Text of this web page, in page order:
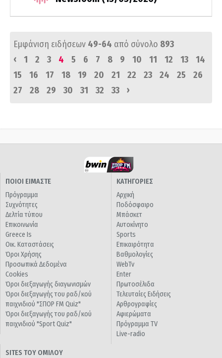
Εμφάνιση ειδήσεων 49-64 από σύνολο 893
‹
1 2 3 4 5 6 7 8 9 10 11 12 13
14
15
16 17 18 19 20 21 22 23 24 25
26
27
28 29 30 31 32 33 ›
ΠΟΙΟΙ ΕΙΜΑΣΤΕ
Πρόγραμμα
Συχνότητες
Δελτία τύπου
Επικοινωνία
Greece Is
Οικ. Καταστάσεις
Όροι Χρήσης
Προσωπικά Δεδομένα
Cookies
Όροι διεξαγωγής διαγωνισμών
Όροι διεξαγωγής του ραδ/κού
παιχνιδιού "ΣΠΟΡ FM Quiz"
Όροι διεξαγωγής του ραδ/κού
παιχνιδιού "Sport Quiz"
ΚΑΤΗΓΟΡΙΕΣ
Αρχική
Ποδόσφαιρο
Μπάσκετ
Αυτοκίνητο
Sports
Επικαιρότητα
Βαθμολογίες
WebTv
Enter
Πρωτοσέλιδα
Τελευταίες Ειδήσεις
Αρθρογραφίες
Αφιερώματα
Πρόγραμμα TV
Live-radio
SITES ΤΟΥ ΟΜΙΛΟΥ